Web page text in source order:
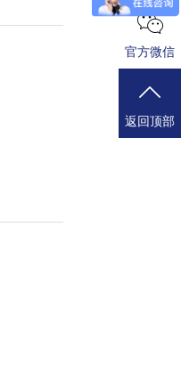
官方微信
返回顶部